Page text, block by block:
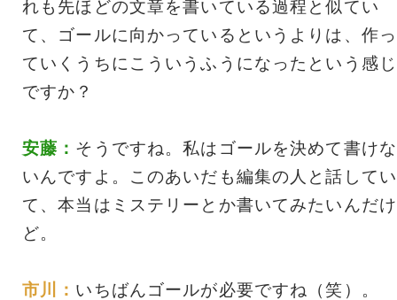
れも先ほどの文章を書いている過程と似てい
て、ゴールに向かっているというよりは、作っ
ていくうちにこういうふうになったという感じ
ですか？
安藤： そうですね。私はゴールを決めて書けな
いんですよ。このあいだも編集の人と話してい
て、本当はミステリーとか書いてみたいんだけ
ど。
市川： いちばんゴールが必要ですね（笑）。